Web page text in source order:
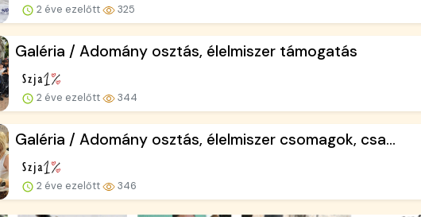
2 éve ezelőtt 325
Galéria / Adomány osztás, élelmiszer támogatás
2 éve ezelőtt 344
Galéria / Adomány osztás, élelmiszer csomagok, csa...
2 éve ezelőtt 346